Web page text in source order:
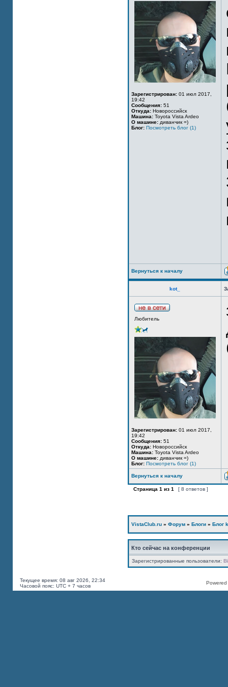
Зарегистрирован: 01 июл 2017,
19:42
Сообщения: 51
Откуда: Новороссийск
Машина: Toyota Vista Ardeo
О машине: диванчик =)
Блог: Посмотреть блог (1)
Вернуться к началу
kot_
Любитель
Зарегистрирован: 01 июл 2017,
19:42
Сообщения: 51
Откуда: Новороссийск
Машина: Toyota Vista Ardeo
О машине: диванчик =)
Блог: Посмотреть блог (1)
Вернуться к началу
Страница 1 из 1 [ 8 ответов ]
VistaClub.ru » Форум » Блоги » Блог
Кто сейчас на конференции
Зарегистрированные пользователи:
Текущее время: 08 авг 2026, 22:34
Часовой пояс: UTC + 7 часов